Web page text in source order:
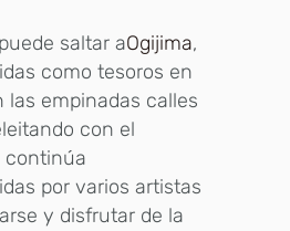
saltar aOgijima,
como tesoros en
empinadas calles
con el
continúa
por varios artistas
y disfrutar de la